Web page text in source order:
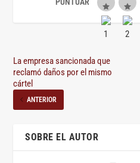
La empresa sancionada que
reclamó daños por el mismo
cártel
ANTERIOR
SOBRE EL AUTOR